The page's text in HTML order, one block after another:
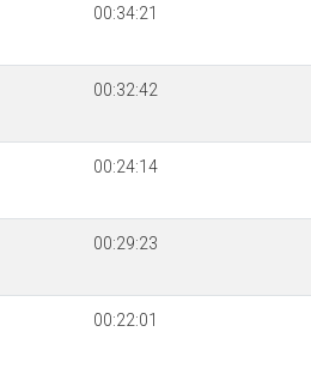
00:34:21
00:32:42
00:24:14
00:29:23
00:22:01